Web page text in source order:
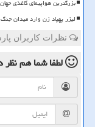
بزرگترین هواپیمای کاغذی جهان
لیزر پهپاد زن وارد میدان
نظرات کاربران
لطفا شما همنظر